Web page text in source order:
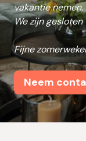
vakantie nemen.
We zijn
Fijne
Neem